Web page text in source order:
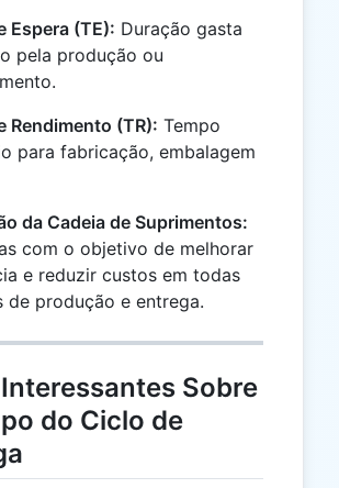
Espera (TE): Duração gasta
pela produção ou
Rendimento (TR): Tempo
para fabricação, embalagem
da Cadeia de Suprimentos:
com o objetivo de melhorar
e reduzir custos em todas
de produção e entrega.
Sobre
do Ciclo de